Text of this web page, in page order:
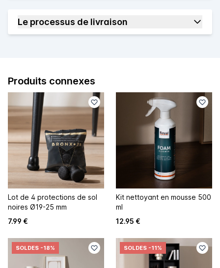
Le processus de livraison
Produits connexes
Lot de 4 protections de sol
noires Ø19-25 mm
7.99 €
Kit nettoyant en mousse 500
ml
12.95 €
SOLDES -18% SOLDES -11%